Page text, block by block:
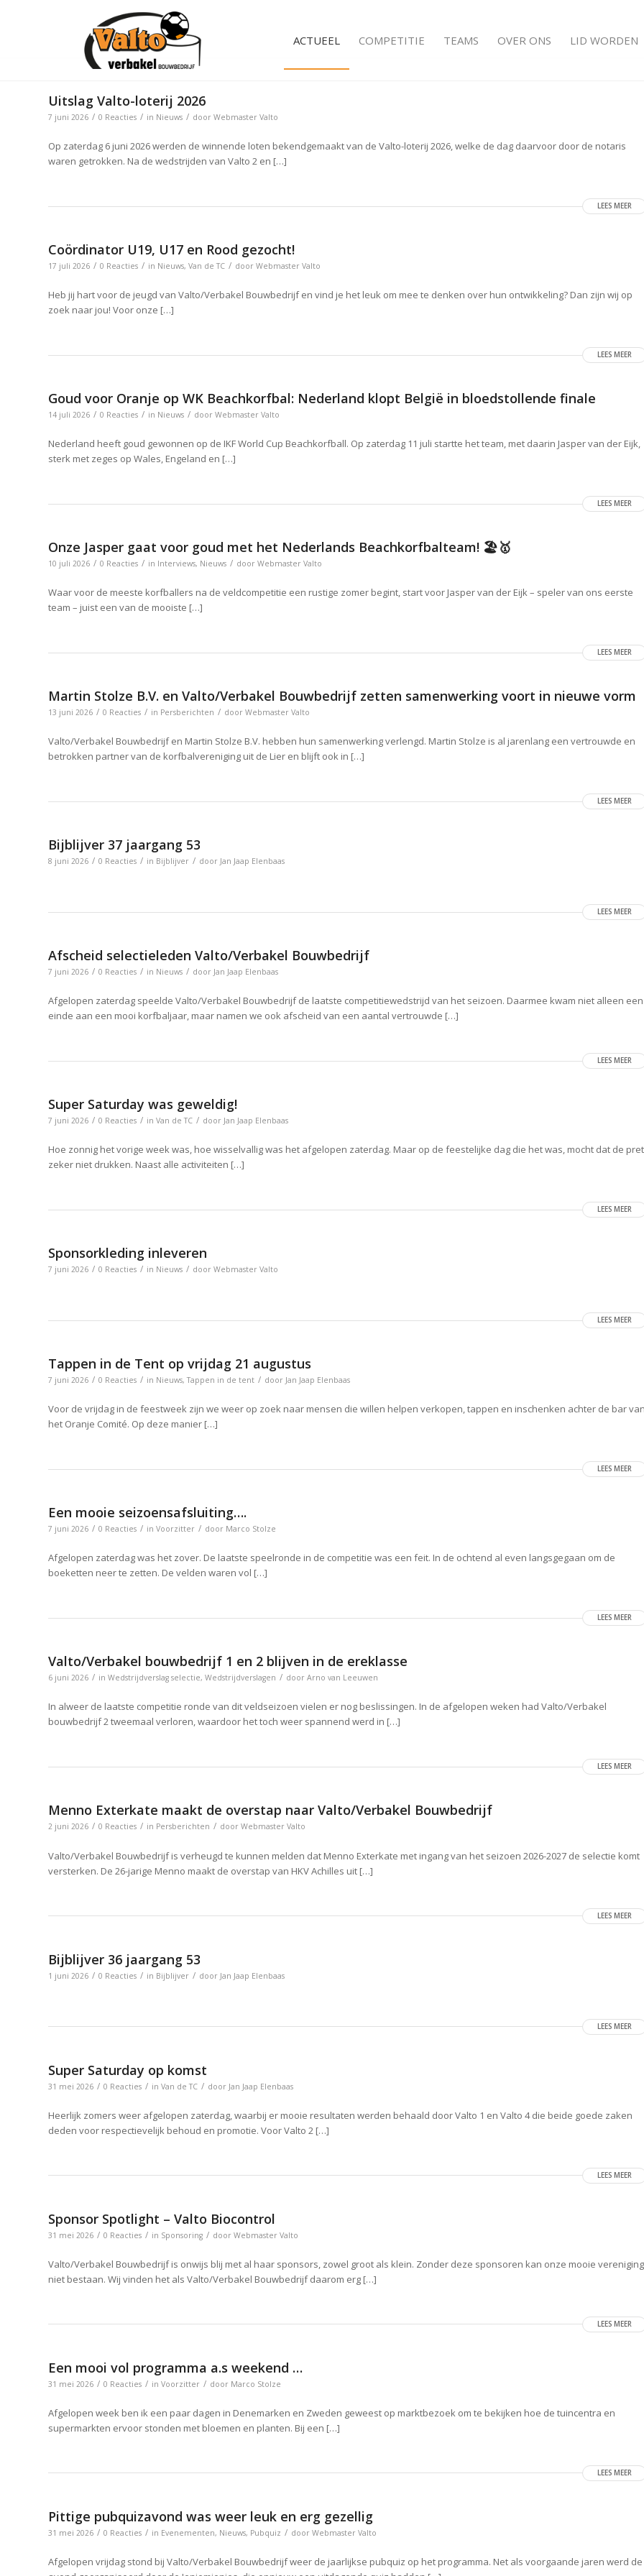
ACTUEEL COMPETITIE TEAMS OVER ONS LID WORDEN
Uitslag Valto-loterij 2026
7 juni 2026 / 0 Reacties / in Nieuws / door Webmaster Valto
Op zaterdag 6 juni 2026 werden de winnende loten bekendgemaakt van de Valto-loterij 2026, welke de dag daarvoor door de notaris
waren getrokken. Na de wedstrijden van Valto 2 en […]
LEES MEER
Coördinator U19, U17 en Rood gezocht!
17 juli 2026 / 0 Reacties / in Nieuws, Van de TC / door Webmaster Valto
Heb jij hart voor de jeugd van Valto/Verbakel Bouwbedrijf en vind je het leuk om mee te denken over hun ontwikkeling? Dan zijn wij op
zoek naar jou! Voor onze […]
LEES MEER
Goud voor Oranje op WK Beachkorfbal: Nederland klopt België in bloedstollende finale
14 juli 2026 / 0 Reacties / in Nieuws / door Webmaster Valto
Nederland heeft goud gewonnen op de IKF World Cup Beachkorfball. Op zaterdag 11 juli startte het team, met daarin Jasper van der Eijk,
sterk met zeges op Wales, Engeland en […]
LEES MEER
Onze Jasper gaat voor goud met het Nederlands Beachkorfbalteam! 🏖️🥇
10 juli 2026 / 0 Reacties / in Interviews, Nieuws / door Webmaster Valto
Waar voor de meeste korfballers na de veldcompetitie een rustige zomer begint, start voor Jasper van der Eijk – speler van ons eerste
team – juist een van de mooiste […]
LEES MEER
Martin Stolze B.V. en Valto/Verbakel Bouwbedrijf zetten samenwerking voort in nieuwe vorm
13 juni 2026 / 0 Reacties / in Persberichten / door Webmaster Valto
Valto/Verbakel Bouwbedrijf en Martin Stolze B.V. hebben hun samenwerking verlengd. Martin Stolze is al jarenlang een vertrouwde en
betrokken partner van de korfbalvereniging uit de Lier en blijft ook in […]
LEES MEER
Bijblijver 37 jaargang 53
8 juni 2026 / 0 Reacties / in Bijblijver / door Jan Jaap Elenbaas
LEES MEER
Afscheid selectieleden Valto/Verbakel Bouwbedrijf
7 juni 2026 / 0 Reacties / in Nieuws / door Jan Jaap Elenbaas
Afgelopen zaterdag speelde Valto/Verbakel Bouwbedrijf de laatste competitiewedstrijd van het seizoen. Daarmee kwam niet alleen een
einde aan een mooi korfbaljaar, maar namen we ook afscheid van een aantal vertrouwde […]
LEES MEER
Super Saturday was geweldig!
7 juni 2026 / 0 Reacties / in Van de TC / door Jan Jaap Elenbaas
Hoe zonnig het vorige week was, hoe wisselvallig was het afgelopen zaterdag. Maar op de feestelijke dag die het was, mocht dat de pret
zeker niet drukken. Naast alle activiteiten […]
LEES MEER
Sponsorkleding inleveren
7 juni 2026 / 0 Reacties / in Nieuws / door Webmaster Valto
LEES MEER
Tappen in de Tent op vrijdag 21 augustus
7 juni 2026 / 0 Reacties / in Nieuws,Tappen in de tent / door Jan Jaap Elenbaas
Voor de vrijdag in de feestweek zijn we weer op zoek naar mensen die willen helpen verkopen, tappen en inschenken achter de bar
het Oranje Comité. Op deze manier […]
LEES MEER
Een mooie seizoensafsluiting….
7 juni 2026 / 0 Reacties / in Voorzitter / door Marco Stolze
Afgelopen zaterdag was het zover. De laatste speelronde in de competitie was een feit. In de ochtend al even langsgegaan om de
boeketten neer te zetten. De velden waren vol […]
LEES MEER
Valto/Verbakel bouwbedrijf 1 en 2 blijven in de ereklasse
6 juni 2026 / in Wedstrijdverslag selectie, Wedstrijdverslagen / door Arno van Leeuwen
In alweer de laatste competitie ronde van dit veldseizoen vielen er nog beslissingen. In de afgelopen weken had Valto/Verbakel
bouwbedrijf 2 tweemaal verloren, waardoor het toch weer spannend werd in […]
LEES MEER
Menno Exterkate maakt de overstap naar Valto/Verbakel Bouwbedrijf
2 juni 2026 / 0 Reacties / in Persberichten / door Webmaster Valto
Valto/Verbakel Bouwbedrijf is verheugd te kunnen melden dat Menno Exterkate met ingang van het seizoen 2026-2027 de selectie komt
versterken. De 26-jarige Menno maakt de overstap van HKV Achilles uit […]
LEES MEER
Bijblijver 36 jaargang 53
1 juni 2026 / 0 Reacties / in Bijblijver / door Jan Jaap Elenbaas
LEES MEER
Super Saturday op komst
31 mei 2026 / 0 Reacties / in Van de TC / door Jan Jaap Elenbaas
Heerlijk zomers weer afgelopen zaterdag, waarbij er mooie resultaten werden behaald door Valto 1 en Valto 4 die beide goede zaken
deden voor respectievelijk behoud en promotie. Voor Valto 2 […]
LEES MEER
Sponsor Spotlight – Valto Biocontrol
31 mei 2026 / 0 Reacties / in Sponsoring / door Webmaster Valto
Valto/Verbakel Bouwbedrijf is onwijs blij met al haar sponsors, zowel groot als klein. Zonder deze sponsoren kan onze mooie vereniging
niet bestaan. Wij vinden het als Valto/Verbakel Bouwbedrijf daarom erg […]
LEES MEER
Een mooi vol programma a.s weekend …
31 mei 2026 / 0 Reacties / in Voorzitter / door Marco Stolze
Afgelopen week ben ik een paar dagen in Denemarken en Zweden geweest op marktbezoek om te bekijken hoe de tuincentra en
supermarkten ervoor stonden met bloemen en planten. Bij een […]
LEES MEER
Pittige pubquizavond was weer leuk en erg gezellig
31 mei 2026 / 0 Reacties / in Evenementen, Nieuws, Pubquiz / door Webmaster Valto
Afgelopen vrijdag stond bij Valto/Verbakel Bouwbedrijf weer de jaarlijkse pubquiz op het programma. Net als voorgaande jaren werd de